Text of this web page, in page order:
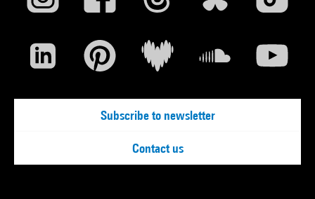
Subscribe to newsletter
Contact us